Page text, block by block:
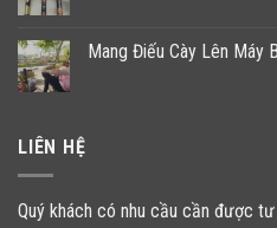
Mang Điếu Cày Lên Máy
LIÊN HỆ
Quý khách có nhu cầu cần được